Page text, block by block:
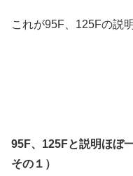
これが95F、125Fの説明
95F、125Fと説明ほぼ
その１）